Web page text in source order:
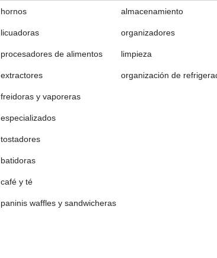
hornos
licuadoras
procesadores de alimentos
extractores
freidoras y vaporeras
especializados
tostadores
batidoras
café y té
paninis waffles y sandwicheras
almacenamiento
organizadores
limpieza
organización de